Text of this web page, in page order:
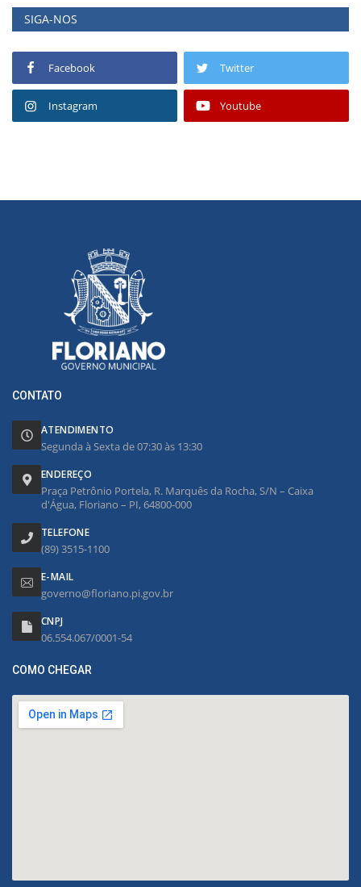
SIGA-NOS
Facebook Twitter
Instagram Youtube
CONTATO
ATENDIMENTO
Segunda à Sexta de 07:30 às 13:30
ENDEREÇO
Praça Petrônio Portela, R. Marquês da Rocha, S/N – Caixa
d'Água, Floriano – PI, 64800-000
TELEFONE
(89) 3515-1100
E-MAIL
governo@floriano.pi.gov.br
CNPJ
06.554.067/0001-54
COMO CHEGAR